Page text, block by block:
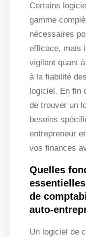
Certains
gamme
nécessaires
efficace, mais
vigilant quant
à la fiabilité
logiciel. En fin
de trouver un
besoins
entrepreneur
vos finances
Quelles
de
auto-
Un logiciel de